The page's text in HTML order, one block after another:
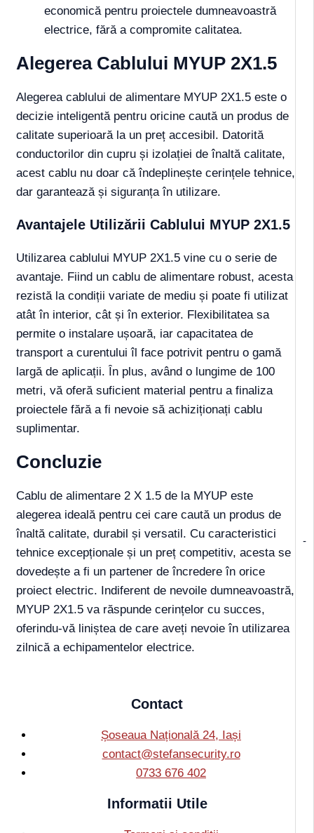
-
economică pentru proiectele dumneavoastră
electrice, fără a compromite calitatea.
Alegerea Cablului MYUP 2X1.5
Alegerea cablului de alimentare MYUP 2X1.5 este o
decizie inteligentă pentru oricine caută un produs de
calitate superioară la un preț accesibil. Datorită
conductorilor din cupru și izolației de înaltă calitate,
acest cablu nu doar că îndeplinește cerințele tehnice,
dar garantează și siguranța în utilizare.
Avantajele Utilizării Cablului MYUP 2X1.5
Utilizarea cablului MYUP 2X1.5 vine cu o serie de
avantaje. Fiind un cablu de alimentare robust, acesta
rezistă la condiții variate de mediu și poate fi utilizat
atât în interior, cât și în exterior. Flexibilitatea sa
permite o instalare ușoară, iar capacitatea de
transport a curentului îl face potrivit pentru o gamă
largă de aplicații. În plus, având o lungime de 100
metri, vă oferă suficient material pentru a finaliza
proiectele fără a fi nevoie să achiziționați cablu
suplimentar.
Concluzie
Cablu de alimentare 2 X 1.5 de la MYUP este
alegerea ideală pentru cei care caută un produs de
înaltă calitate, durabil și versatil. Cu caracteristici
tehnice excepționale și un preț competitiv, acesta se
dovedește a fi un partener de încredere în orice
proiect electric. Indiferent de nevoile dumneavoastră,
MYUP 2X1.5 va răspunde cerințelor cu succes,
oferindu-vă liniștea de care aveți nevoie în utilizarea
zilnică a echipamentelor electrice.
Contact
Șoseaua Națională 24, Iași
contact@stefansecurity.ro
0733 676 402
Informatii Utile